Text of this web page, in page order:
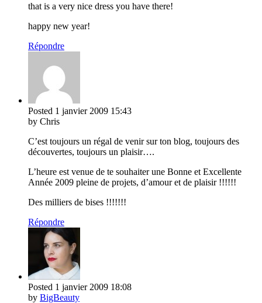
that is a very nice dress you have there!
happy new year!
Répondre
Posted 1 janvier 2009 15:43
by Chris
C’est toujours un régal de venir sur ton blog, toujours des
découvertes, toujours un plaisir….
L’heure est venue de te souhaiter une Bonne et Excellente
Année 2009 pleine de projets, d’amour et de plaisir !!!!!!
Des milliers de bises !!!!!!!
Répondre
Posted 1 janvier 2009 18:08
by BigBeauty